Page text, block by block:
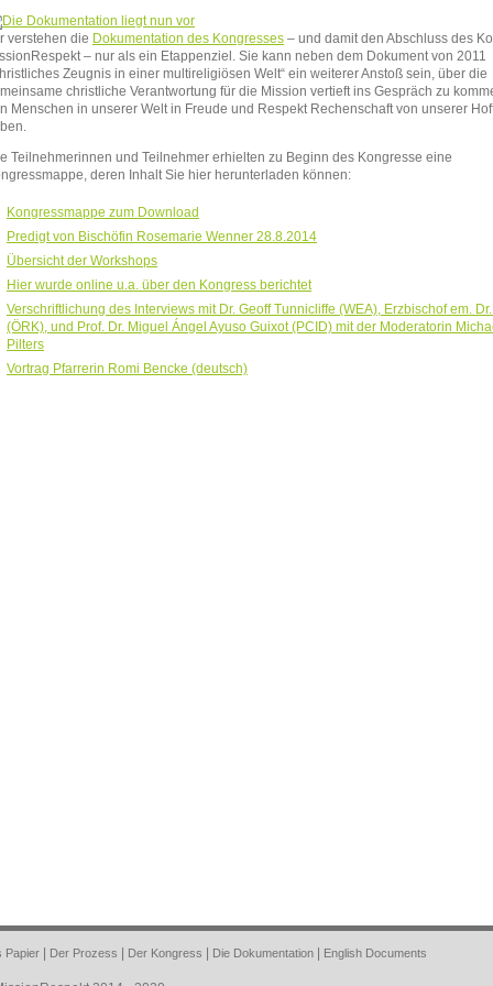
verstehen die Dokumentation des Kongresses – und damit den Abschluss des
– nur als ein Etappenziel. Sie kann neben dem Dokument von 2011
Zeugnis in einer multireligiösen Welt“ ein weiterer Anstoß sein, über die
christliche Verantwortung für die Mission vertieft ins Gespräch zu
Menschen in unserer Welt in Freude und Respekt Rechenschaft von unserer
Teilnehmerinnen und Teilnehmer erhielten zu Beginn des Kongresse eine
deren Inhalt Sie hier herunterladen können:
Kongressmappe zum Download
Predigt von Bischöfin Rosemarie Wenner 28.8.2014
Übersicht der Workshops
Hier wurde online u.a. über den Kongress berichtet
Verschriftlichung des Interviews mit Dr. Geoff Tunnicliffe (WEA), Erzbischof em.
(ÖRK), und Prof. Dr. Miguel Ángel Ayuso Guixot (PCID) mit der Moderatorin
Pilters
Vortrag Pfarrerin Romi Bencke (deutsch)
Papier Der Prozess Der Kongress Die Dokumentation English Documents